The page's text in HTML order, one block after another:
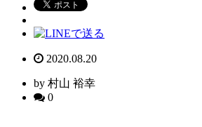
2020.08.20
by 村山 裕幸
0